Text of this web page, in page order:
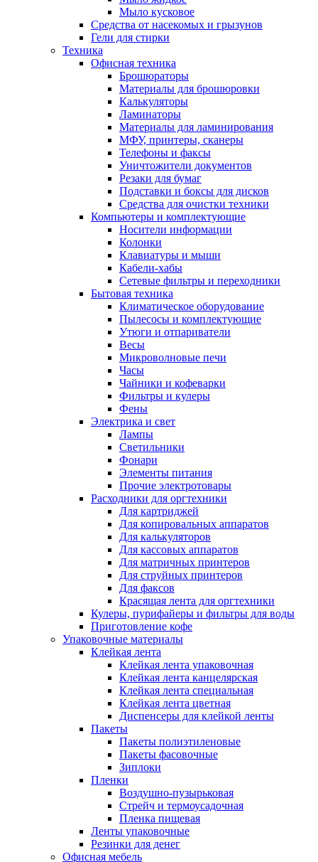
Мыло кусковое
Средства от насекомых и грызунов
Гели для стирки
Техника
Офисная техника
Брошюраторы
Материалы для брошюровки
Калькуляторы
Ламинаторы
Материалы для ламинирования
МФУ, принтеры, сканеры
Телефоны и факсы
Уничтожители документов
Резаки для бумаг
Подставки и боксы для дисков
Средства для очистки техники
Компьютеры и комплектующие
Носители информации
Колонки
Клавиатуры и мыши
Кабели-хабы
Сетевые фильтры и переходники
Бытовая техника
Климатическое оборудование
Пылесосы и комплектующие
Утюги и отпариватели
Весы
Микроволновые печи
Часы
Чайники и кофеварки
Фильтры и кулеры
Фены
Электрика и свет
Лампы
Светильники
Фонари
Элементы питания
Прочие электротовары
Расходники для оргтехники
Для картриджей
Для копировальных аппаратов
Для калькуляторов
Для кассовых аппаратов
Для матричных принтеров
Для струйных принтеров
Для факсов
Красящая лента для оргтехники
Кулеры, пурифайеры и фильтры для воды
Приготовление кофе
Упаковочные материалы
Клейкая лента
Клейкая лента упаковочная
Клейкая лента канцелярская
Клейкая лента специальная
Клейкая лента цветная
Диспенсеры для клейкой ленты
Пакеты
Пакеты полиэтиленовые
Пакеты фасовочные
Зиплоки
Пленки
Воздушно-пузырьковая
Стрейч и термоусадочная
Пленка пищевая
Ленты упаковочные
Резинки для денег
Офисная мебель